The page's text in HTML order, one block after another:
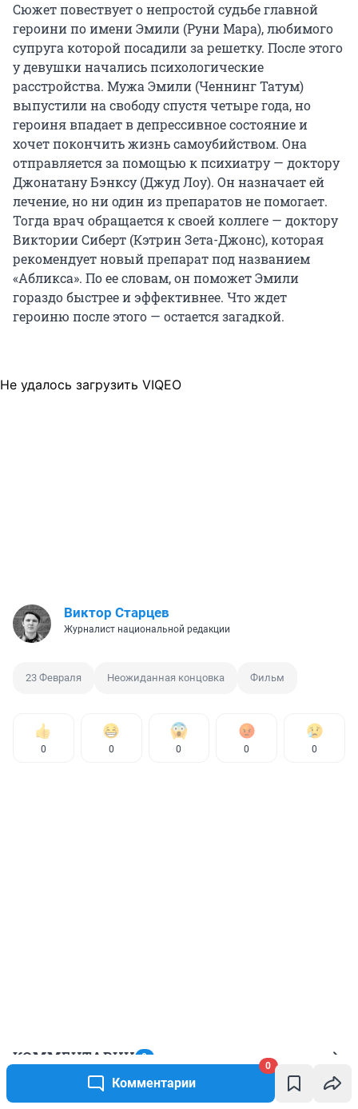
Комментарии
0
Сюжет повествует о непростой судьбе главной
героини по имени Эмили (Руни Мара), любимого
супруга которой посадили за решетку. После этого
у девушки начались психологические
расстройства. Мужа Эмили (Ченнинг Татум)
выпустили на свободу спустя четыре года, но
героиня впадает в депрессивное состояние и
хочет покончить жизнь самоубийством. Она
отправляется за помощью к психиатру — доктору
Джонатану Бэнксу (Джуд Лоу). Он назначает ей
лечение, но ни один из препаратов не помогает.
Тогда врач обращается к своей коллеге — доктору
Виктории Сиберт (Кэтрин Зета-Джонс), которая
рекомендует новый препарат под названием
«Абликса». По ее словам, он поможет Эмили
гораздо быстрее и эффективнее. Что ждет
героиню после этого — остается загадкой.
Не удалось загрузить VIQEO
Виктор Старцев
Журналист национальной редакции
23 Февраля Неожиданная концовка Фильм
0 0 0 0 0
КОММЕНТАРИИ 0
Пока нет ни одного комментария.